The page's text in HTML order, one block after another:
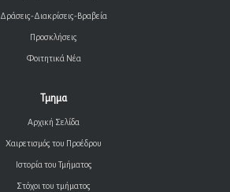
Δράσεις-Διακρίσεις-Βραβεία
Προσκλήσεις
Φοιτητικά Νέα
Τμημα
Αρχική Σελίδα
Χαιρετισμός του Προέδρου
Ιστορία του Τμήματος
Στόχοι του τμήματος